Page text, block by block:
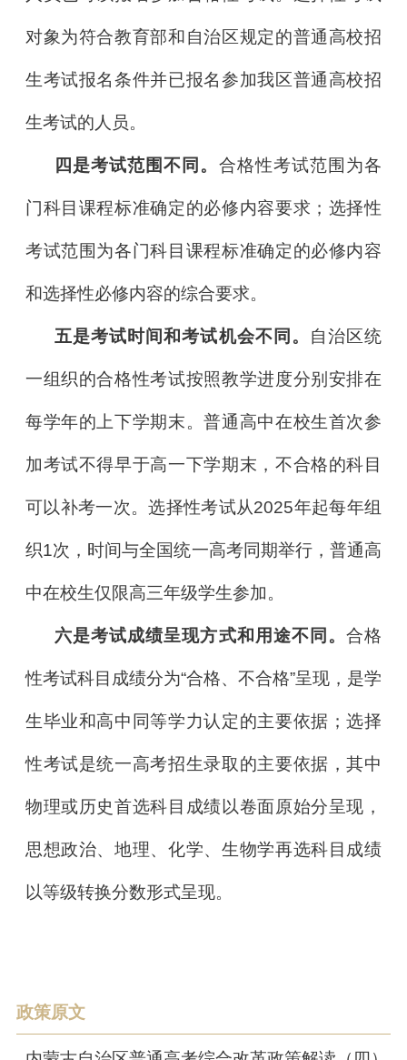
对象为符合教育部和自治区规定的普通高校招
生考试报名条件并已报名参加我区普通高校招
生考试的人员。
四是考试范围不同。 合格性考试范围为各
门科目课程标准确定的必修内容要求；选择性
考试范围为各门科目课程标准确定的必修内容
和选择性必修内容的综合要求。
五是考试时间和考试机会不同。 自治区统
一组织的合格性考试按照教学进度分别安排在
每学年的上下学期末。普通高中在校生首次参
加考试不得早于高一下学期末，不合格的科目
可以补考一次。选择性考试从2025年起每年组
织1次，时间与全国统一高考同期举行，普通高
中在校生仅限高三年级学生参加。
六是考试成绩呈现方式和用途不同。合格
性考试科目成绩分为“合格、不合格”呈现，是学
生毕业和高中同等学力认定的主要依据；选择
性考试是统一高考招生录取的主要依据，其中
物理或历史首选科目成绩以卷面原始分呈现，
思想政治、地理、化学、生物学再选科目成绩
以等级转换分数形式呈现。
政策原文